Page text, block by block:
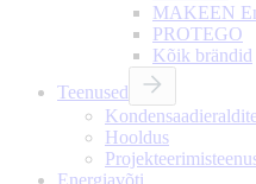
MAKEEN
PROTEGO
Kõik brändid
Teenused
Hooldus
Energiavõti